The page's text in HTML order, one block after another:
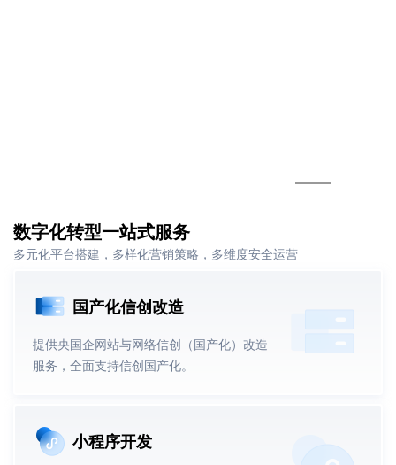
数字化转型一站式服务
多元化平台搭建，多样化营销策略，多维度安全运营
国产化信创改造
提供央国企网站与网络信创（国产化）改造
服务，全面支持信创国产化。
小程序开发